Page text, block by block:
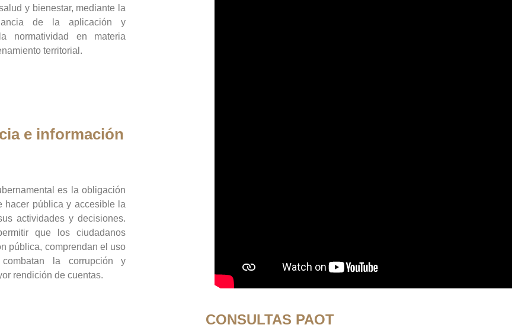
y bienestar, mediante la
de la aplicación y
normatividad en materia
territorial.
e información
es la obligación
hacer pública y accesible la
actividades y decisiones.
que los ciudadanos
pública, comprendan el uso
la corrupción y
rendición de cuentas.
CONSULTAS PAOT